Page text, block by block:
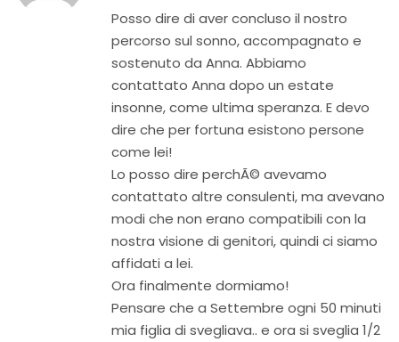
Posso dire di aver concluso il nostro
percorso sul sonno, accompagnato e
sostenuto da Anna. Abbiamo
contattato Anna dopo un estate
insonne, come ultima speranza. E devo
dire che per fortuna esistono persone
come lei!
Lo posso dire perchÃ© avevamo
contattato altre consulenti, ma avevano
modi che non erano compatibili con la
nostra visione di genitori, quindi ci siamo
affidati a lei.
Ora finalmente dormiamo!
Pensare che a Settembre ogni 50 minuti
mia figlia di svegliava.. e ora si sveglia 1/2